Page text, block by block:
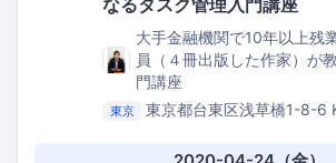
なるタスク管理入門講座
大手金融機関で10年以上残
員（４冊出版した作家）が
門講座
東京
東京都台東区浅草橋1-8-6